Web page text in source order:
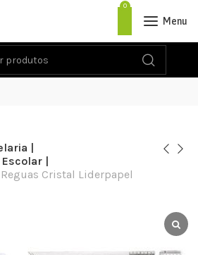
0
Menu
|
|
Cristal Liderpapel